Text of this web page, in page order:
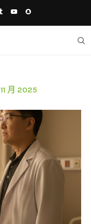
11 月 2025